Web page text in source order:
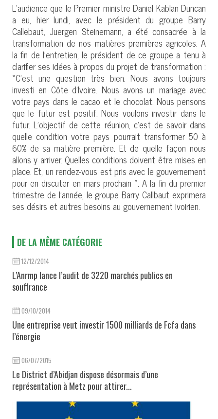
L’audience que le Premier ministre Daniel Kablan Duncan
a eu, hier lundi, avec le président du groupe Barry
Callebaut, Juergen Steinemann, a été consacrée à la
transformation de nos matières premières agricoles. A
la fin de l’entretien, le président de ce groupe a tenu à
clarifier ses idées à propos du projet de transformation :
«C’est une question très bien. Nous avons toujours
investi en Côte d’Ivoire. Nous avons un mariage avec
votre pays dans le cacao et le chocolat. Nous pensons
que le futur est positif. Nous voulons investir dans le
futur. L’objectif de cette réunion, c’est de savoir dans
quelle condition votre pays pourrait transformer 50 à
60% de sa matière première. Et de quelle façon nous
allons y arriver. Quelles conditions doivent être mises en
place. Et, un rendez-vous est pris avec le gouvernement
pour en discuter en mars prochain ». A la fin du premier
trimestre de l’année, le groupe Barry Callbaut exprimera
ses désirs et autres besoins au gouvernement ivoirien.
DE LA MÊME CATÉGORIE
12/12/2014
L’Anrmp lance l’audit de 3220 marchés publics en
souffrance
09/10/2014
Une entreprise veut investir 1500 milliards de Fcfa dans
l’énergie
06/07/2015
Le District d’Abidjan dispose désormais d’une
représentation à Metz pour attirer...